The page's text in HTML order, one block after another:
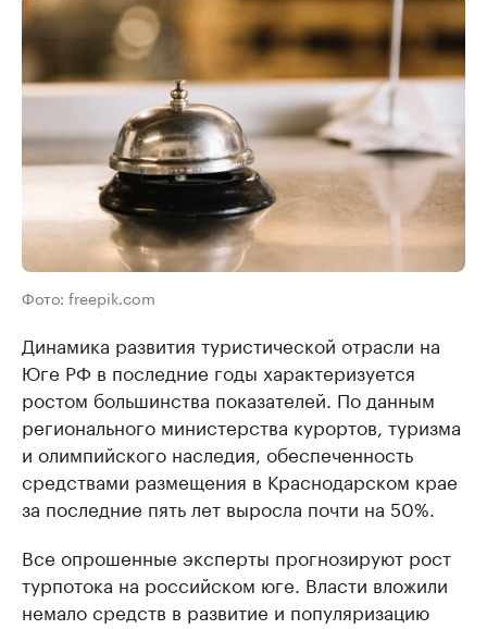
Фото: freepik.com
Динамика развития туристической отрасли на
Юге РФ в последние годы характеризуется
ростом большинства показателей. По данным
регионального министерства курортов, туризма
и олимпийского наследия, обеспеченность
средствами размещения в Краснодарском крае
за последние пять лет выросла почти на 50%.
Все опрошенные эксперты прогнозируют рост
турпотока на российском юге. Власти вложили
немало средств в развитие и популяризацию